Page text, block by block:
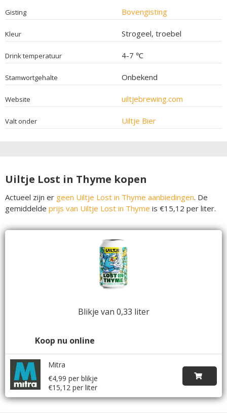
Gisting Bovengisting
Kleur Strogeel, troebel
Drink temperatuur 4-7 ℃
Stamwortgehalte Onbekend
Website uiltjebrewing.com
Valt onder Uiltje Bier
Uiltje Lost in Thyme kopen
Actueel zijn er geen Uiltje Lost in Thyme aanbiedingen. De
gemiddelde prijs van Uiltje Lost in Thyme is €15,12 per liter.
Blikje van 0,33 liter
Koop nu online
Mitra
€4,99 per blikje
€15,12 per liter